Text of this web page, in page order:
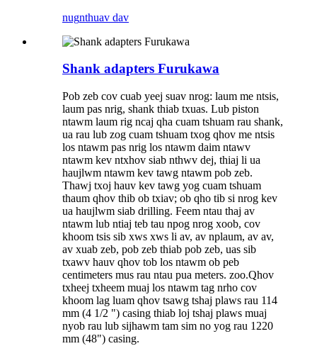
nugnthuav dav
Shank adapters Furukawa
Pob zeb cov cuab yeej suav nrog: laum me ntsis,
laum pas nrig, shank thiab txuas. Lub piston
ntawm laum rig ncaj qha cuam tshuam rau shank,
ua rau lub zog cuam tshuam txog qhov me ntsis
los ntawm pas nrig los ntawm daim ntawv
ntawm kev ntxhov siab nthwv dej, thiaj li ua
haujlwm ntawm kev tawg ntawm pob zeb.
Thawj txoj hauv kev tawg yog cuam tshuam
thaum qhov thib ob txiav; ob qho tib si nrog kev
ua haujlwm siab drilling. Feem ntau thaj av
ntawm lub ntiaj teb tau npog nrog xoob, cov
khoom tsis sib xws xws li av, av nplaum, av av,
av xuab zeb, pob zeb thiab pob zeb, uas sib
txawv hauv qhov tob los ntawm ob peb
centimeters mus rau ntau pua meters. zoo.Qhov
txheej txheem muaj los ntawm tag nrho cov
khoom lag luam qhov tsawg tshaj plaws rau 114
mm (4 1/2 ") casing thiab loj tshaj plaws muaj
nyob rau lub sijhawm tam sim no yog rau 1220
mm (48") casing.